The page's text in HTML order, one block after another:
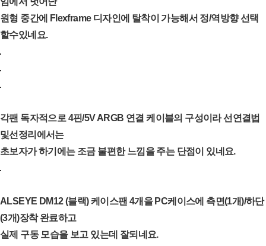
원형 중간에 Flexframe 디자인에 탈착이 가능해서 정/역방향 선택
할수있네요.
각팬 독자적으로 4핀/5V ARGB 연결 케이블의 구성이라 선연결법
및선정리에서는
초보자가 하기에는 조금 불편한 느낌을 주는 단점이 있네요.
ALSEYE DM12 (블랙) 케이스팬 4개을 PC케이스에 측면(1개)/하단
(3개)장착 완료하고
실제 구동 모습을 보고 있는데 잘되네요.